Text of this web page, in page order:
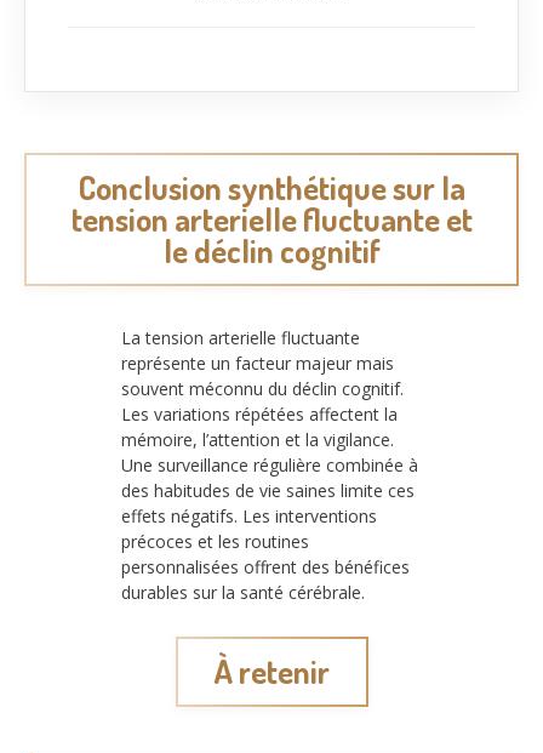
Conclusion synthétique sur la
tension arterielle fluctuante et
le déclin cognitif
La tension arterielle fluctuante
représente un facteur majeur mais
souvent méconnu du déclin cognitif.
Les variations répétées affectent la
mémoire, l’attention et la vigilance.
Une surveillance régulière combinée à
des habitudes de vie saines limite ces
effets négatifs. Les interventions
précoces et les routines
personnalisées offrent des bénéfices
durables sur la santé cérébrale.
À retenir